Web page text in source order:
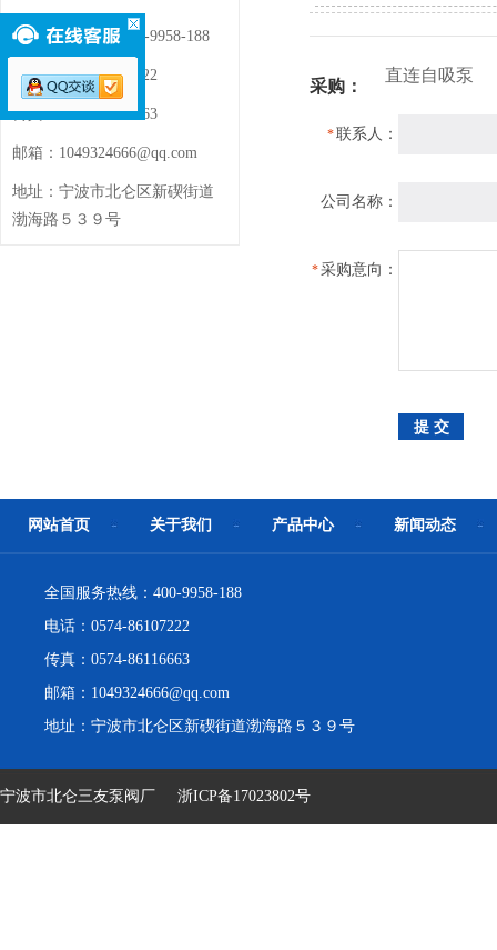
采购：
直连自吸泵
*联系人：
公司名称：
*采购意向：
全国服务热线：400-9958-188
电话：0574-86107222
传真：0574-86116663
邮箱：1049324666@qq.com
地址：宁波市北仑区新碶街道
渤海路５３９号
网站首页 关于我们 产品中心 新闻动态
全国服务热线：400-9958-188
电话：0574-86107222
传真：0574-86116663
邮箱：1049324666@qq.com
地址：宁波市北仑区新碶街道渤海路５３９号
宁波市北仑三友泵阀厂 浙ICP备17023802号